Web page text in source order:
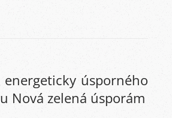
úsporného
Nová zelená úsporám